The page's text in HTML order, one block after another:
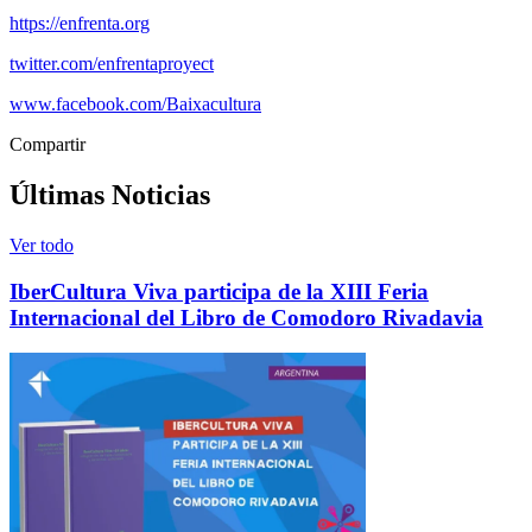
https://enfrenta.org
twitter.com/enfrentaproyect
www.facebook.com/Baixacultura
Compartir
Últimas Noticias
Ver todo
IberCultura Viva participa de la XIII Feria
Internacional del Libro de Comodoro Rivadavia